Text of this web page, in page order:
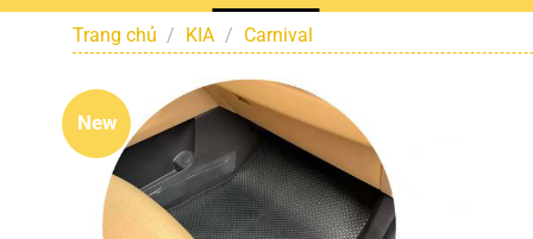
Trang chủ / KIA / Carnival
New